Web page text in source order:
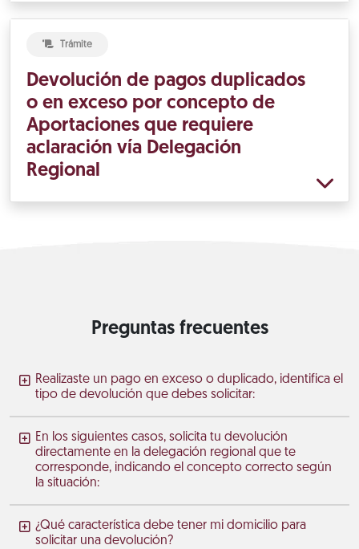
Trámite
Devolución de pagos duplicados
o en exceso por concepto de
Aportaciones que requiere
aclaración vía Delegación
Regional
Preguntas frecuentes
Realizaste un pago en exceso o duplicado, identifica el
tipo de devolución que debes solicitar:
En los siguientes casos, solicita tu devolución
directamente en la delegación regional que te
corresponde, indicando el concepto correcto según
la situación:
¿Qué característica debe tener mi domicilio para
solicitar una devolución?